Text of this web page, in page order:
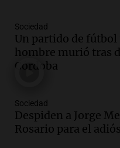
Audio.El
Jorge Messi en
Vargas en 2007
Audio.El abuelo
las nuevas
Sociedad
Un partido de
hombre murió tras
Córdoba
Sociedad
Despiden a Jorge
Rosario para el